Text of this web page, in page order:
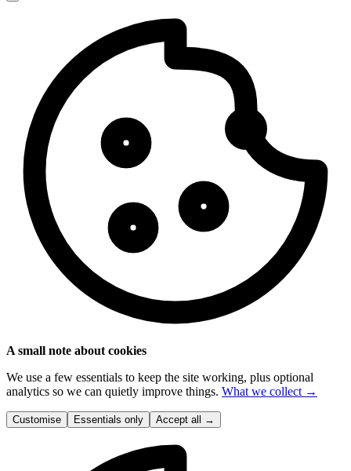
A small note about cookies
We use a few essentials to keep the site working, plus optional
analytics so we can quietly improve things. What we collect →
Customise Essentials only Accept all →